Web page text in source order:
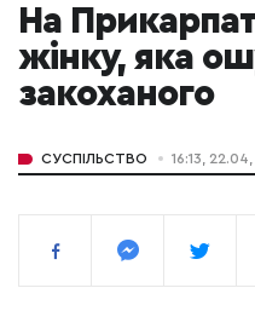
На
жінку, яка
закоханого
СУСПІЛЬСТВО 16:13, 22.04,